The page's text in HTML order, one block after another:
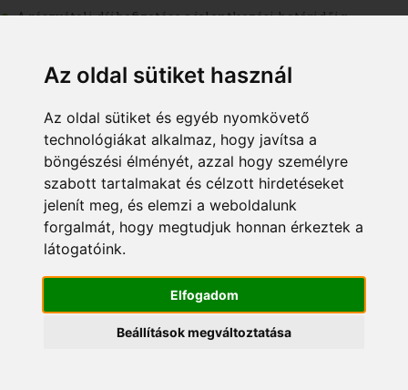
Az oldal sütiket használ
Az oldal sütiket és egyéb nyomkövető
technológiákat alkalmaz, hogy javítsa a
böngészési élményét, azzal hogy személyre
szabott tartalmakat és célzott hirdetéseket
jelenít meg, és elemzi a weboldalunk
forgalmát, hogy megtudjuk honnan érkeztek a
látogatóink.
Elfogadom
Beállítások megváltoztatása
A részvételi díj befizetése a jelentkezési határidőig
2020. március 27.
149 000 Ft
Az ár az ÁFA-t tartalmazza.
A fenti összeg visszafizetésére csak abban az esetben van mód, ha az
adott képzés kellő számú jelentkező hiányában nem indul. Ebben az
esetben a befizetett összeget a tervezett kezdési időpontot követő 2
héten belül visszaküldjük.
kedvezmények